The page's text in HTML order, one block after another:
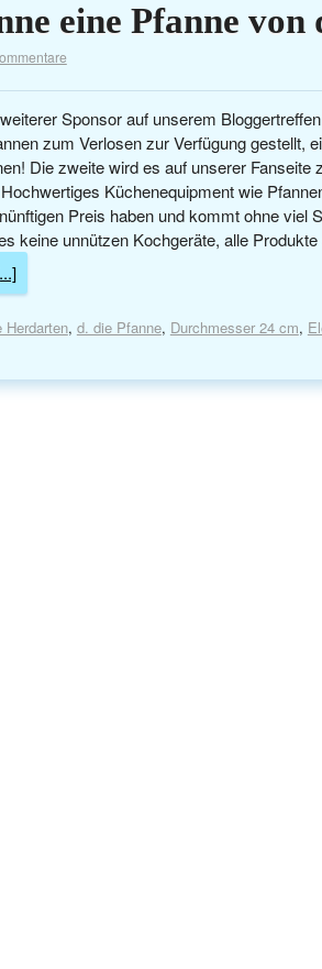
eine Pfanne von
Sponsor auf unserem
zum Verlosen zur Verfügung gestellt,
Die zweite wird es auf unserer Fanseite
Küchenequipment wie
Preis haben und kommt ohne viel
keine unnützen Kochgeräte, alle
Herdarten, d. die Pfanne, Durchmesser 24 cm,